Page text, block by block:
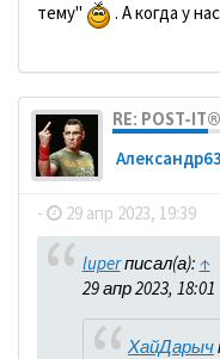
тему"
. А когда у
RE: POST-
Александр63
- 29 апр 2023, 19:39
luperписал(а): ↑
29 апр 2023, 18:01
ХайДарыч